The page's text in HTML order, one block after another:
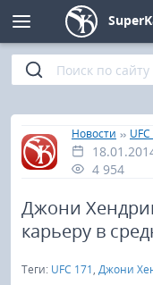
Главная
»
Новости »
4 954
Джони
карьеру в
Теги: UFC 171, Джони
Киокушинкай
Кёкусин (IFK)
Шинкиокушинкай
Кекусин-кан
Фото
Видео
Интервью
Статьи
Уроки каратэ
Файлы
Библиотека